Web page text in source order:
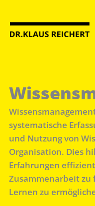
Inhalt
springen
systematische
und Nutzung von
Organisation. Dies
Erfahrungen
Zusammenarbeit
Lernen zu